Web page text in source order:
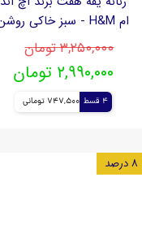
ام H&M - سبز خاکی روشن
۳,۲۵۰,۰۰۰ تومان
۲,۹۹۰,۰۰۰ تومان
4 قسط 747,500 تومانی
۸ درصد